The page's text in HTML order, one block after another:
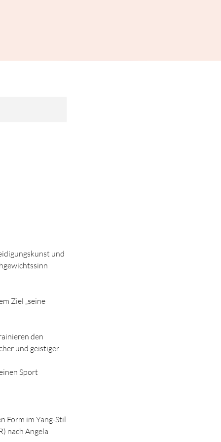
und
Ziel „seine
den
und geistiger
Sport
Form im Yang-Stil
nach Angela